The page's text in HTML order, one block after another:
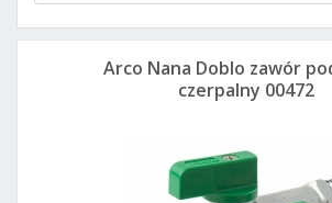
Arco Nana Doblo zawór
czerpalny 00472